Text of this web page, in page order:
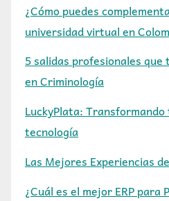
¿Cómo puedes
universidad virtual en
5 salidas profesionales que
en Criminología
LuckyPlata:
tecnología
Las Mejores Experiencias
¿Cuál es el mejor ERP para